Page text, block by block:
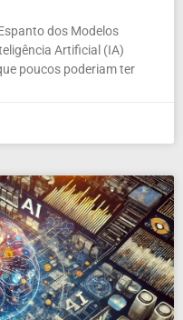
dos Modelos
Artificial (IA)
poucos poderiam ter